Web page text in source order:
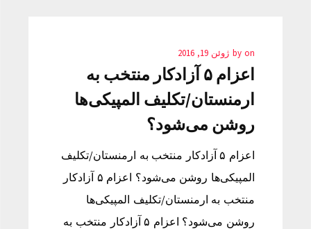
by on ژوئن 19, 2016
اعزام ۵ آزادکار منتخب به
ارمنستان/تکلیف المپیکی‌ها
روشن می‌شود؟
اعزام ۵ آزادکار منتخب به ارمنستان/تکلیف
المپیکی‌ها روشن می‌شود؟ اعزام ۵ آزادکار
منتخب به ارمنستان/تکلیف المپیکی‌ها
روشن می‌شود؟ اعزام ۵ آزادکار منتخب به